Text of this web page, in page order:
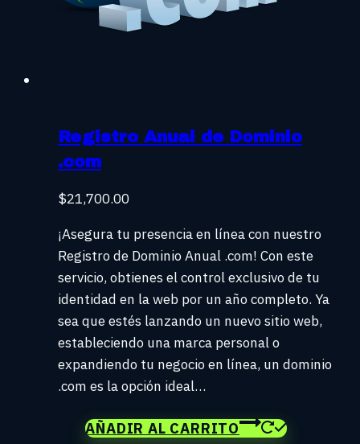
Registro Anual de Dominio
.com
$21,700.00
¡Asegura tu presencia en línea con nuestro
Registro de Dominio Anual .com! Con este
servicio, obtienes el control exclusivo de tu
identidad en la web por un año completo. Ya
sea que estés lanzando un nuevo sitio web,
estableciendo una marca personal o
expandiendo tu negocio en línea, un dominio
.com es la opción ideal…
AÑADIR AL CARRITO